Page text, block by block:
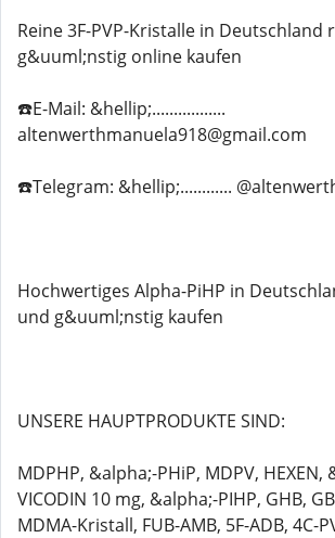
Reine 3F-PVP-Kristalle in Deutschland
g&uuml;nstig online kaufen
☎️E-Mail: &hellip;.................
altenwerthmanuela918@gmail.com
☎️Telegram: &hellip;............
Hochwertiges Alpha-PiHP in
und g&uuml;nstig kaufen
UNSERE HAUPTPRODUKTE SIND:
MDPHP, &alpha;-PHiP, MDPV, HEXEN,
VICODIN 10 mg, &alpha;-PIHP, GHB,
MDMA-Kristall, FUB-AMB, 5F-ADB, 4C-